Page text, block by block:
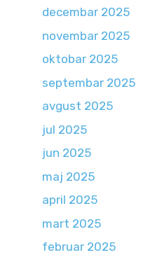
decembar 2025
novembar 2025
oktobar 2025
septembar 2025
avgust 2025
jul 2025
jun 2025
maj 2025
april 2025
mart 2025
februar 2025